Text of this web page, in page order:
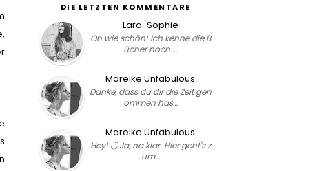
DIE LETZTEN KOMMENTARE
Lara-Sophie
Oh wie schön! Ich kenne die B
ücher noch …
Mareike Unfabulous
Danke, dass du dir die Zeit gen
ommen has…
Mareike Unfabulous
Hey! ◡̈ Ja, na klar. Hier geht's z
um…